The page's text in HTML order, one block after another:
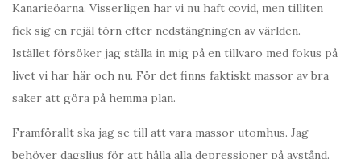
Kanarieöarna. Visserligen har vi nu haft covid, men tilliten
fick sig en rejäl törn efter nedstängningen av världen.
Istället försöker jag ställa in mig på en tillvaro med fokus på
livet vi har här och nu. För det finns faktiskt massor av bra
saker att göra på hemma plan.
Framförallt ska jag se till att vara massor utomhus. Jag
behöver dagsljus för att hålla alla depressioner på avstånd.